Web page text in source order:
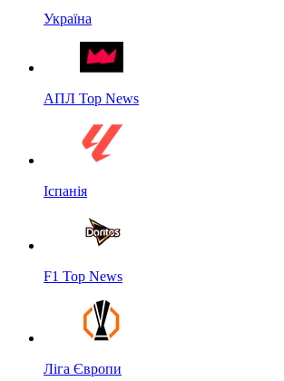
Україна
АПЛ Top News
Іспанія
F1 Top News
Ліга Європи